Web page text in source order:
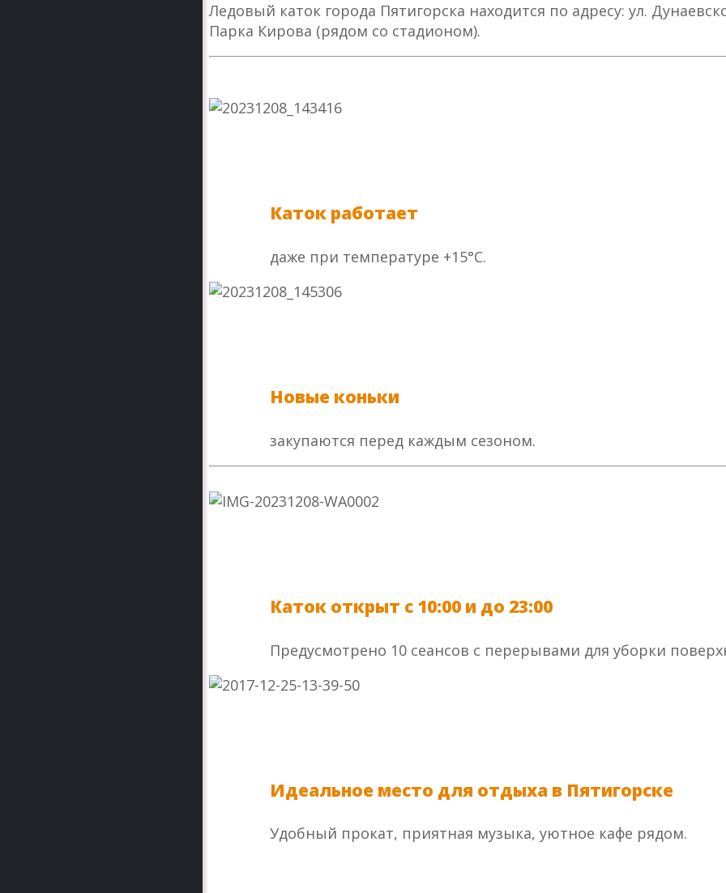
Ледовый каток города Пятигорска находится по адресу: ул.
Парка Кирова (рядом со стадионом).
Каток работает
даже при температуре +15°С.
Новые коньки
закупаются перед каждым сезоном.
Каток открыт с 10:00 и до 23:00
Предусмотрено 10 сеансов с перерывами для уборки
Идеальное место для отдыха в Пятигорске
Удобный прокат, приятная музыка, уютное кафе рядом.